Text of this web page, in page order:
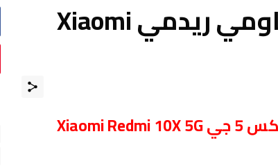
مواصفات و مميزات شاومي ريدمي Xiaomi